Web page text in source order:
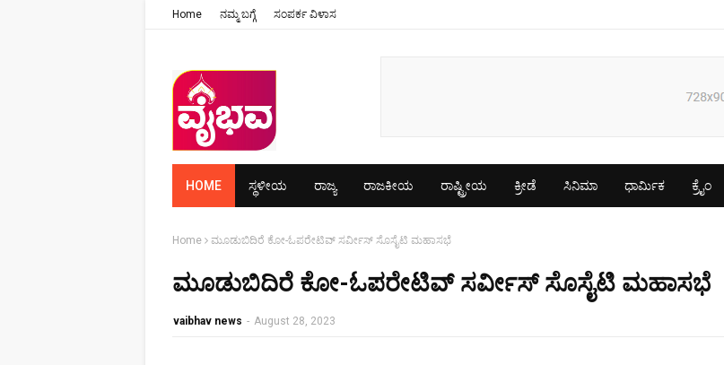
Home ನಮ್ಮ ಬಗ್ಗೆ ಸಂಪರ್ಕ ವಿಳಾಸ
HOME ಸ್ಥಳೀಯ ರಾಜ್ಯ ರಾಜಕೀಯ ರಾಷ್ಟ್ರೀಯ ಕ್ರೀಡೆ ಸಿನಿಮಾ ಧಾರ್ಮಿಕ ಕ್ರೈಂ
Home ಮೂಡುಬಿದಿರೆ ಕೋ-ಓಪರೇಟಿವ್ ಸರ್ವೀಸ್ ಸೊಸೈಟಿ ಮಹಾಸಭೆ
ಮೂಡುಬಿದಿರೆ ಕೋ-ಓಪರೇಟಿವ್ ಸರ್ವೀಸ್ ಸೊಸೈಟಿ ಮಹಾಸಭೆ
vaibhav news - August 28, 2023